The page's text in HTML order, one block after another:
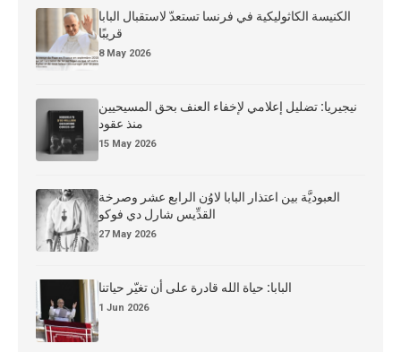
الكنيسة الكاثوليكية في فرنسا تستعدّ لاستقبال البابا
قريبًا
8 May 2026
نيجيريا: تضليل إعلامي لإخفاء العنف بحق المسيحيين
منذ عقود
15 May 2026
العبوديَّة بين اعتذار البابا لاوُن الرابع عشر وصرخة
القدِّيس شارل دي فوكو
27 May 2026
البابا: حياة الله قادرة على أن تغيّر حياتنا
1 Jun 2026